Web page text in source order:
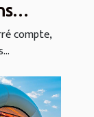
compte,